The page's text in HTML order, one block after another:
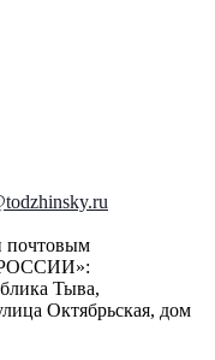
почтовым
РОССИИ»:
Тыва,
Октябрьская, дом